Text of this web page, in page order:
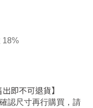
18%
即不可退貨】
認尺寸再行購買 ， 請